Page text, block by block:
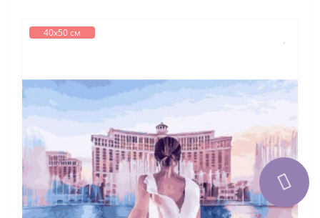
40х50 см